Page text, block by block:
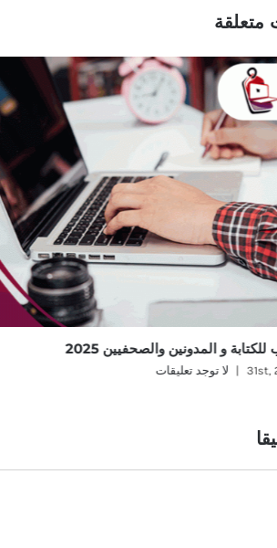
متعلقة
و المدونين والصحفيين 2025
| لا توجد تعليقات